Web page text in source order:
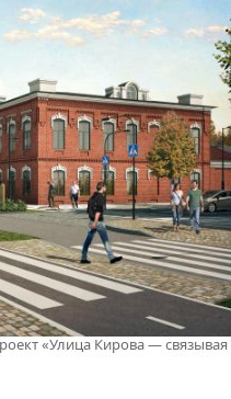
«Улица Кирова —